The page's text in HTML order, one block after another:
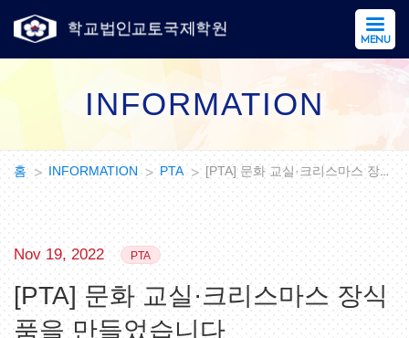
MENU
INFORMATION
홈 INFORMATION PTA [PTA] 문화 교실·크리스마스 장식…
Nov 19, 2022 PTA
[PTA] 문화 교실·크리스마스 장식
품을 만들었습니다